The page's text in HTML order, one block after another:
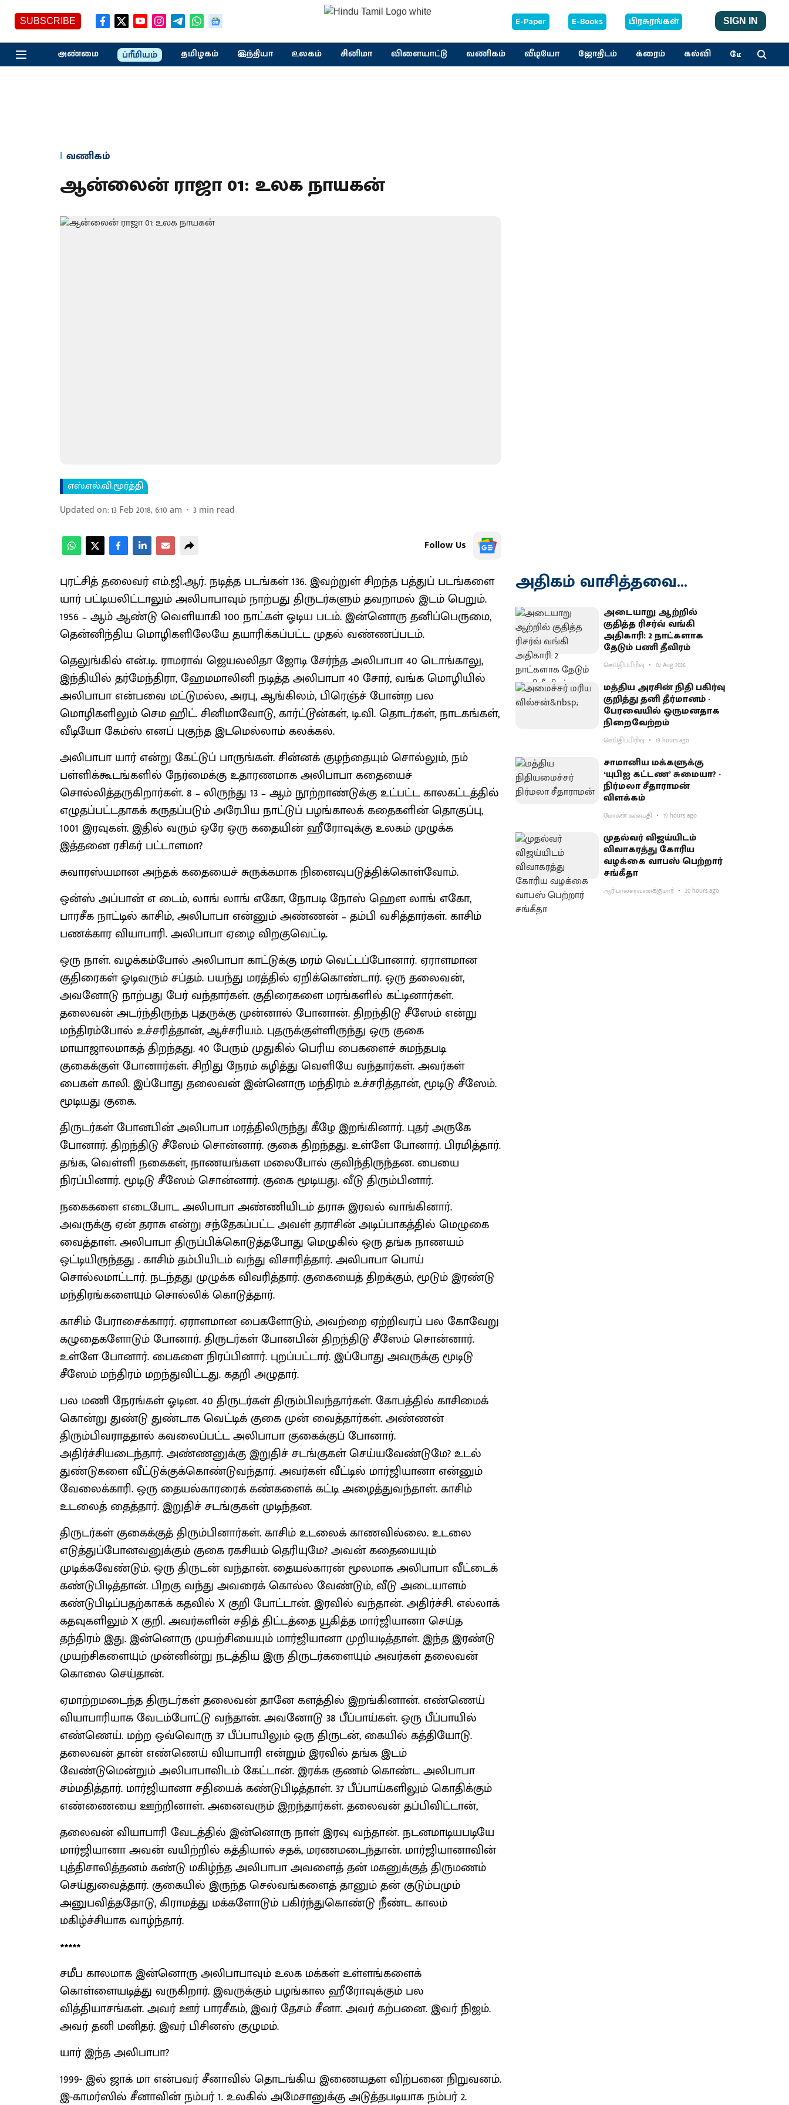
SUBSCRIBE E-Paper E-Books பிரசுரங்கள் SIGN IN
அண்மை ப்ரீமியம் தமிழகம் இந்தியா உலகம் சினிமா விளையாட்டு வணிகம் வீடியோ ஜோதிடம் க்ரைம் கல்வி மேலும்
வணிகம்
ஆன்லைன் ராஜா 01: உலக நாயகன்
எஸ்.எல்.வி.மூர்த்தி
Updated on:13 Feb 2018, 6:10 am 3min read
Follow Us
புரட்சித் தலைவர் எம்.ஜி.ஆர். நடித்த படங்கள் 136. இவற்றுள் சிறந்த பத்துப் படங்களை
யார் பட்டியலிட்டாலும் அலிபாபாவும் நாற்பது திருடர்களும் தவறாமல் இடம் பெறும்.
1956 – ஆம் ஆண்டு வெளியாகி 100 நாட்கள் ஓடிய படம். இன்னொரு தனிப்பெருமை,
தென்னிந்திய மொழிகளிலேயே தயாரிக்கப்பட்ட முதல் வண்ணப்படம்.
தெலுங்கில் என்.டி. ராமராவ் ஜெயலலிதா ஜோடி சேர்ந்த அலிபாபா 40 டொங்காலு,
இந்தியில் தர்மேந்திரா, ஹேமமாலினி நடித்த அலிபாபா 40 சோர், வங்க மொழியில்
அலிபாபா என்பவை மட்டுமல்ல, அரபு, ஆங்கிலம், பிரெஞ்ச் போன்ற பல
மொழிகளிலும் செம ஹிட். சினிமாவோடு, கார்ட்டூன்கள், டி.வி. தொடர்கள், நாடகங்கள்,
வீடியோ கேம்ஸ் எனப் புகுந்த இடமெல்லாம் கலக்கல்.
அலிபாபா யார் என்று கேட்டுப் பாருங்கள். சின்னக் குழந்தையும் சொல்லும், நம்
பள்ளிக்கூடங்களில் நேர்மைக்கு உதாரணமாக அலிபாபா கதையைச்
சொல்லித்தருகிறார்கள். 8 – லிருந்து 13 – ஆம் நூற்றாண்டுக்கு உட்பட்ட காலகட்டத்தில்
எழுதப்பட்டதாகக் கருதப்படும் அரேபிய நாட்டுப் பழங்காலக் கதைகளின் தொகுப்பு,
1001 இரவுகள். இதில் வரும் ஒரே ஒரு கதையின் ஹீரோவுக்கு உலகம் முழுக்க
இத்தனை ரசிகர் பட்டாளமா?
சுவாரஸ்யமான அந்தக் கதையைச் சுருக்கமாக நினைவுபடுத்திக்கொள்வோம்.
ஒன்ஸ் அப்பான் எ டைம், லாங் லாங் எகோ, நோபடி நோஸ் ஹெள லாங் எகோ,
பாரசீக நாட்டில் காசிம், அலிபாபா என்னும் அண்ணன் – தம்பி வசித்தார்கள். காசிம்
பணக்கார வியாபாரி. அலிபாபா ஏழை விறகுவெட்டி.
ஒரு நாள். வழக்கம்போல் அலிபாபா காட்டுக்கு மரம் வெட்டப்போனார். ஏராளமான
குதிரைகள் ஓடிவரும் சப்தம். பயந்து மரத்தில் ஏறிக்கொண்டார். ஒரு தலைவன்,
அவனோடு நாற்பது பேர் வந்தார்கள். குதிரைகளை மரங்களில் கட்டினார்கள்.
தலைவன் அடர்ந்திருந்த புதருக்கு முன்னால் போனான். திறந்திடு சீஸேம் என்று
மந்திரம்போல் உச்சரித்தான், ஆச்சரியம். புதருக்குள்ளிருந்து ஒரு குகை
மாயாஜாலமாகத் திறந்தது. 40 பேரும் முதுகில் பெரிய பைகளைச் சுமந்தபடி
குகைக்குள் போனார்கள். சிறிது நேரம் கழித்து வெளியே வந்தார்கள். அவர்கள்
பைகள் காலி. இப்போது தலைவன் இன்னொரு மந்திரம் உச்சரித்தான், மூடிடு சீஸேம்.
மூடியது குகை.
திருடர்கள் போனபின் அலிபாபா மரத்திலிருந்து கீழே இறங்கினார். புதர் அருகே
போனார். திறந்திடு சீஸேம் சொன்னார். குகை திறந்தது. உள்ளே போனார். பிரமித்தார்.
தங்க, வெள்ளி நகைகள், நாணயங்கள மலைபோல் குவிந்திருந்தன. பையை
நிரப்பினார். மூடிடு சீஸேம் சொன்னார். குகை மூடியது. வீடு திரும்பினார்.
நகைகளை எடைபோட அலிபாபா அண்ணியிடம் தராசு இரவல் வாங்கினார்.
அவருக்கு ஏன் தராசு என்று சந்தேகப்பட்ட அவள் தராசின் அடிப்பாகத்தில் மெழுகை
வைத்தாள். அலிபாபா திருப்பிக்கொடுத்தபோது மெழுகில் ஒரு தங்க நாணயம்
ஒட்டியிருந்தது . காசிம் தம்பியிடம் வந்து விசாரித்தார். அலிபாபா பொய்
சொல்லமாட்டார். நடந்தது முழுக்க விவரித்தார். குகையைத் திறக்கும், மூடும் இரண்டு
மந்திரங்களையும் சொல்லிக் கொடுத்தார்.
காசிம் பேராசைக்காரர். ஏராளமான பைகளோடும், அவற்றை ஏற்றிவரப் பல கோவேறு
கழுதைகளோடும் போனார். திருடர்கள் போனபின் திறந்திடு சீஸேம் சொன்னார்.
உள்ளே போனார். பைகளை நிரப்பினார். புறப்பட்டார். இப்போது அவருக்கு மூடிடு
சீஸேம் மந்திரம் மறந்துவிட்டது. கதறி அழுதார்.
பல மணி நேரங்கள் ஓடின. 40 திருடர்கள் திரும்பிவந்தார்கள். கோபத்தில் காசிமைக்
கொன்று துண்டு துண்டாக வெட்டிக் குகை முன் வைத்தார்கள். அண்ணன்
திரும்பிவராததால் கவலைப்பட்ட அலிபாபா குகைக்குப் போனார்.
அதிர்ச்சியடைந்தார். அண்ணனுக்கு இறுதிச் சடங்குகள் செய்யவேண்டுமே? உடல்
துண்டுகளை வீட்டுக்குக்கொண்டுவந்தார். அவர்கள் வீட்டில் மார்ஜியானா என்னும்
வேலைக்காரி. ஒரு தையல்காரரைக் கண்களைக் கட்டி அழைத்துவந்தாள். காசிம்
உடலைத் தைத்தார். இறுதிச் சடங்குகள் முடிந்தன.
திருடர்கள் குகைக்குத் திரும்பினார்கள். காசிம் உடலைக் காணவில்லை. உடலை
எடுத்துப்போனவனுக்கும் குகை ரகசியம் தெரியுமே? அவன் கதையையும்
முடிக்கவேண்டும். ஒரு திருடன் வந்தான். தையல்காரன் மூலமாக அலிபாபா வீட்டைக்
கண்டுபிடித்தான். பிறகு வந்து அவரைக் கொல்ல வேண்டும், வீடு அடையாளம்
கண்டுபிடிப்பதற்காகக் கதவில் X குறி போட்டான். இரவில் வந்தான். அதிர்ச்சி. எல்லாக்
கதவுகளிலும் X குறி. அவர்களின் சதித் திட்டத்தை யூகித்த மார்ஜியானா செய்த
தந்திரம் இது. இன்னொரு முயற்சியையும் மார்ஜியானா முறியடித்தாள். இந்த இரண்டு
முயற்சிகளையும் முன்னின்று நடத்திய இரு திருடர்களையும் அவர்கள் தலைவன்
கொலை செய்தான்.
ஏமாற்றமடைந்த திருடர்கள் தலைவன் தானே களத்தில் இறங்கினான். எண்ணெய்
வியாபாரியாக வேடம்போட்டு வந்தான். அவனோடு 38 பீப்பாய்கள். ஒரு பீப்பாயில்
எண்ணெய். மற்ற ஒவ்வொரு 37 பீப்பாயிலும் ஒரு திருடன், கையில் கத்தியோடு.
தலைவன் தான் எண்ணெய் வியாபாரி என்றும் இரவில் தங்க இடம்
வேண்டுமென்றும் அலிபாபாவிடம் கேட்டான். இரக்க குணம் கொண்ட அலிபாபா
சம்மதித்தார். மார்ஜியானா சதியைக் கண்டுபிடித்தாள். 37 பீப்பாய்களிலும் கொதிக்கும்
எண்ணையை ஊற்றினாள். அனைவரும் இறந்தார்கள். தலைவன் தப்பிவிட்டான்,
தலைவன் வியாபாரி வேடத்தில் இன்னொரு நாள் இரவு வந்தான். நடனமாடியபடியே
மார்ஜியானா அவன் வயிற்றில் கத்தியால் சதக், மரணமடைந்தான். மார்ஜியானாவின்
புத்திசாலித்தனம் கண்டு மகிழ்ந்த அலிபாபா அவளைத் தன் மகனுக்குத் திருமணம்
செய்துவைத்தார். குகையில் இருந்த செல்வங்களைத் தானும் தன் குடும்பமும்
அனுபவித்ததோடு, கிராமத்து மக்களோடும் பகிர்ந்துகொண்டு நீண்ட காலம்
மகிழ்ச்சியாக வாழ்ந்தார்.
*****
சமீப காலமாக இன்னொரு அலிபாபாவும் உலக மக்கள் உள்ளங்களைக்
கொள்ளையடித்து வருகிறார். இவருக்கும் பழங்கால ஹீரோவுக்கும் பல
வித்தியாசங்கள். அவர் ஊர் பாரசீகம், இவர் தேசம் சீனா. அவர் கற்பனை. இவர் நிஜம்.
அவர் தனி மனிதர். இவர் பிசினஸ் குழுமம்.
யார் இந்த அலிபாபா?
1999- இல் ஜாக் மா என்பவர் சீனாவில் தொடங்கிய இணையதள விற்பனை நிறுவனம்.
இ-காமர்ஸில் சீனாவின் நம்பர் 1. உலகில் அமேசானுக்கு அடுத்தபடியாக நம்பர் 2.
அதிகம் வாசித்தவை...
அடையாறு ஆற்றில்
குதித்த ரிசர்வ் வங்கி
அதிகாரி: 2 நாட்களாக
தேடும் பணி தீவிரம்
செய்திப்பிரிவு 07 Aug 2026
மத்திய அரசின் நிதி பகிர்வு
குறித்து தனி தீர்மானம் -
பேரவையில் ஒருமனதாக
நிறைவேற்றம்
செய்திப்பிரிவு 19 hours ago
சாமானிய மக்களுக்கு
‘யுபிஐ கட்டண’ சுமையா? -
நிர்மலா சீதாராமன்
விளக்கம்
மோகன் கணபதி 19 hours ago
முதல்வர் விஜய்யிடம்
விவாகரத்து கோரிய
வழக்கை வாபஸ் பெற்றார்
சங்கீதா
ஆர்.பாலசரவணக்குமார் 20 hours ago